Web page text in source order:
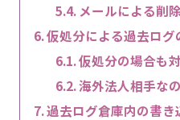
メールによる削
仮処分による過去ログ
仮処分の場合も
海外法人相手な
過去ログ倉庫内の書